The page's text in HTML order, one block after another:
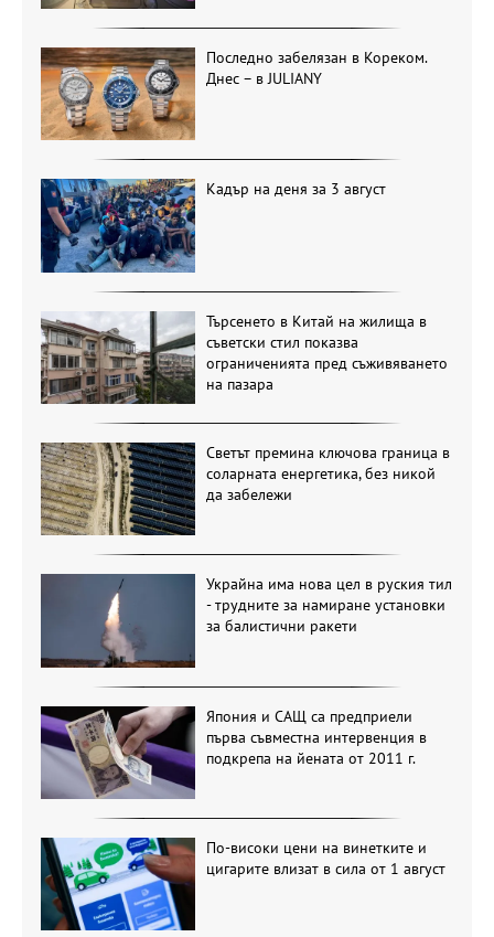
Последно забелязан в Кореком.
Днес – в JULIANY
Кадър на деня за 3 август
Търсенето в Китай на жилища в
съветски стил показва
ограниченията пред съживяването
на пазара
Светът премина ключова граница в
соларната енергетика, без никой
да забележи
Украйна има нова цел в руския тил
- трудните за намиране установки
за балистични ракети
Япония и САЩ са предприели
първа съвместна интервенция в
подкрепа на йената от 2011 г.
По-високи цени на винетките и
цигарите влизат в сила от 1 август